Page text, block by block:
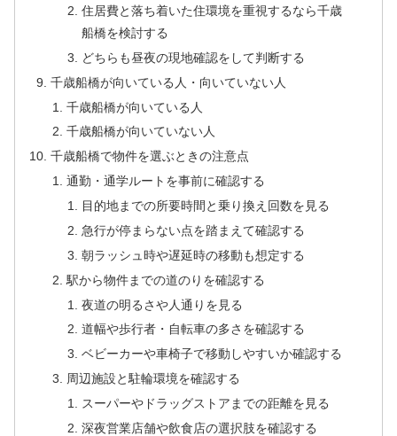
住居費と落ち着いた住環境を重視するなら千歳
船橋を検討する
どちらも昼夜の現地確認をして判断する
千歳船橋が向いている人・向いていない人
千歳船橋が向いている人
千歳船橋が向いていない人
千歳船橋で物件を選ぶときの注意点
通勤・通学ルートを事前に確認する
目的地までの所要時間と乗り換え回数を見る
急行が停まらない点を踏まえて確認する
朝ラッシュ時や遅延時の移動も想定する
駅から物件までの道のりを確認する
夜道の明るさや人通りを見る
道幅や歩行者・自転車の多さを確認する
ベビーカーや車椅子で移動しやすいか確認する
周辺施設と駐輪環境を確認する
スーパーやドラッグストアまでの距離を見る
深夜営業店舗や飲食店の選択肢を確認する